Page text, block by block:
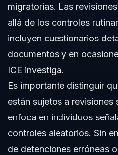
migratorias. Las
allá de los controles
incluyen cuestionarios
documentos y en
ICE investiga.
Es importante distinguir
están sujetos a revisiones
enfoca en individuos
controles aleatorios. Sin
de detenciones erróneas